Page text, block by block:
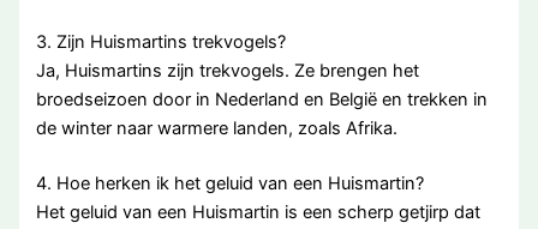
3. Zijn Huismartins trekvogels?
Ja, Huismartins zijn trekvogels. Ze brengen het
broedseizoen door in Nederland en België en trekken in
de winter naar warmere landen, zoals Afrika.
4. Hoe herken ik het geluid van een Huismartin?
Het geluid van een Huismartin is een scherp getjirp dat